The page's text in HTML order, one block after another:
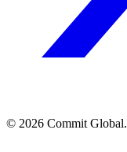
© 2026 Commit Global.